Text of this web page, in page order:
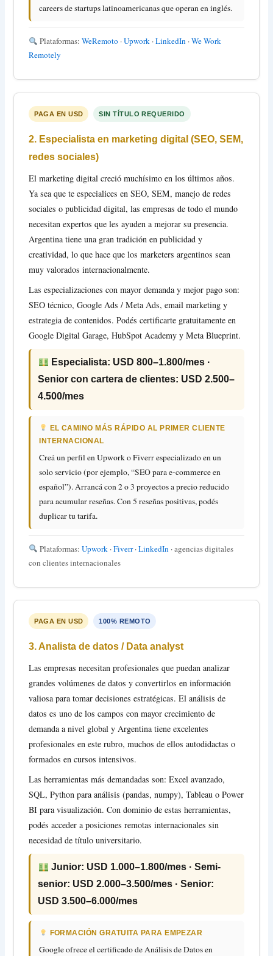
careers de startups latinoamericanas que operan en inglés.
Plataformas:WeRemoto ·Upwork ·LinkedIn ·We Work
Remotely
PAGA EN USD SIN TÍTULO REQUERIDO
2. Especialista en marketing digital (SEO, SEM,
redes sociales)
El marketing digital creció muchísimo en los últimos años.
Ya sea que te especialices en SEO, SEM, manejo de redes
sociales o publicidad digital, las empresas de todo el mundo
necesitan expertos que les ayuden a mejorar su presencia.
Argentina tiene una gran tradición en publicidad y
creatividad, lo que hace que los marketers argentinos sean
muy valorados internacionalmente.
Las especializaciones con mayor demanda y mejor pago son:
SEO técnico, Google Ads / Meta Ads, email marketing y
estrategia de contenidos. Podés certificarte gratuitamente en
Google Digital Garage, HubSpot Academy y Meta Blueprint.
Especialista: USD 800–1.800/mes ·
Senior con cartera de clientes: USD 2.500–
4.500/mes
EL CAMINO MÁS RÁPIDO AL PRIMER CLIENTE
INTERNACIONAL
Creá un perfil en Upwork o Fiverr especializado en un
solo servicio (por ejemplo, “SEO para e-commerce en
español”). Arrancá con 2 o 3 proyectos a precio reducido
para acumular reseñas. Con 5 reseñas positivas, podés
duplicar tu tarifa.
Plataformas:Upwork ·Fiverr·LinkedIn · agencias digitales
con clientes internacionales
PAGA EN USD 100% REMOTO
3. Analista de datos / Data analyst
Las empresas necesitan profesionales que puedan analizar
grandes volúmenes de datos y convertirlos en información
valiosa para tomar decisiones estratégicas. El análisis de
datos es uno de los campos con mayor crecimiento de
demanda a nivel global y Argentina tiene excelentes
profesionales en este rubro, muchos de ellos autodidactas o
formados en cursos intensivos.
Las herramientas más demandadas son: Excel avanzado,
SQL, Python para análisis (pandas, numpy), Tableau o Power
BI para visualización. Con dominio de estas herramientas,
podés acceder a posiciones remotas internacionales sin
necesidad de título universitario.
Junior: USD 1.000–1.800/mes · Semi-
senior: USD 2.000–3.500/mes · Senior:
USD 3.500–6.000/mes
FORMACIÓN GRATUITA PARA EMPEZAR
Google ofrece el certificado de Análisis de Datos en